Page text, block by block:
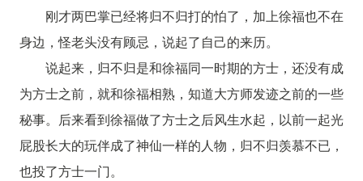
刚才两巴掌已经将归不归打的怕了，加上徐福也不在
身边，怪老头没有顾忌，说起了自己的来历。
说起来，归不归是和徐福同一时期的方士，还没有成
为方士之前，就和徐福相熟，知道大方师发迹之前的一些
秘事。后来看到徐福做了方士之后风生水起，以前一起光
屁股长大的玩伴成了神仙一样的人物，归不归羡慕不已，
也投了方士一门。